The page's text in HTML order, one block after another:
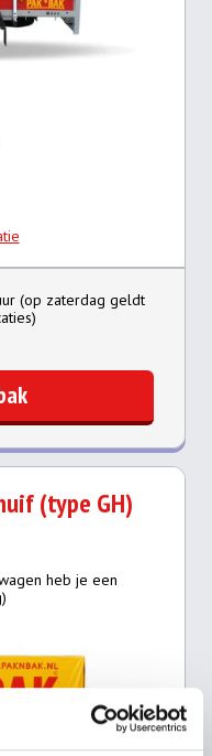
(op zaterdag geldt
(type GH)
heb je een